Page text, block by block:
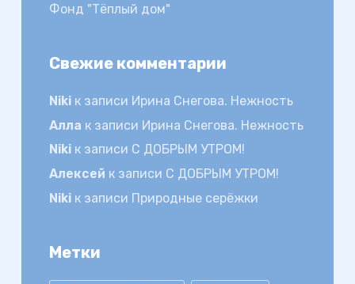
Фонд "Тёплый дом"
Свежие комментарии
Nikiк записи Ирина Снегова. Нежность
Алла к записи Ирина Снегова. Нежность
Nikiк записи С ДОБРЫМ УТРОМ!
Алексей к записи С ДОБРЫМ УТРОМ!
Nikiк записи Природные серёжки
Метки